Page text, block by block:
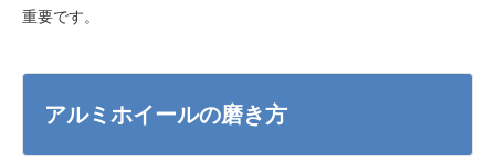
重要です。
アルミホイールの磨き方